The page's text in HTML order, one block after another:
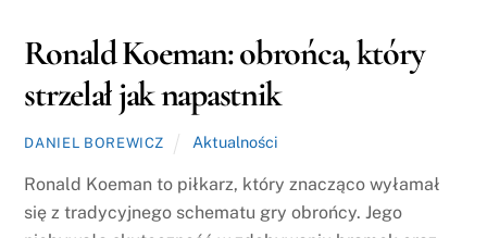
Ronald Koeman: obrońca, który
strzelał jak napastnik
DANIEL BOREWICZ Aktualności
Ronald Koeman to piłkarz, który znacząco wyłamał
się z tradycyjnego schematu gry obrońcy. Jego